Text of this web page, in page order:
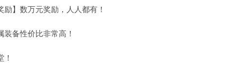
】数万元奖励，人人都有！
备性价比非常高！